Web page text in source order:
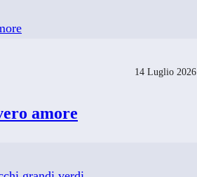
14 Luglio 2026
amore